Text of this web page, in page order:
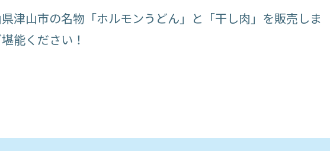
津山市の名物「ホルモンうどん」と「干し肉」を販売しま
能ください！